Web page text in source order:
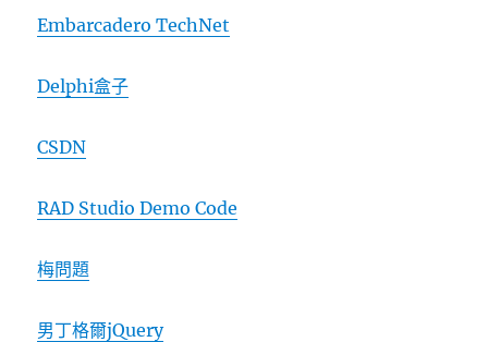
Embarcadero TechNet
Delphi盒子
CSDN
RAD Studio Demo Code
梅問題
男丁格爾jQuery